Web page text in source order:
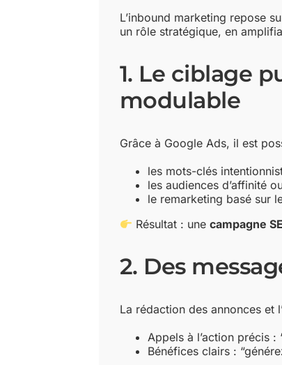
L’inbound marketing repose
un rôle stratégique, en
1. Le ciblage
modulable
Grâce à Google Ads, il est
les mots-clés
les audiences d’affinité
le remarketing basé sur
Résultat : une campagne
2. Des
La rédaction des annonces et
Appels à l’action précis
Bénéfices clairs :